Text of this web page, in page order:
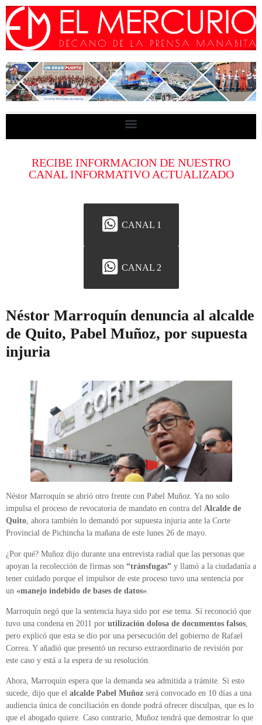
RECIBE INFORMACION DE NUESTRO
CANAL INFORMATIVO ACTUALIZADO
CANAL 1
CANAL 2
Néstor Marroquín denuncia al alcalde
de Quito, Pabel Muñoz, por supuesta
injuria
Néstor Marroquín se abrió otro frente con Pabel Muñoz. Ya no solo
impulsa el proceso de revocatoria de mandato en contra del Alcalde de
Quito, ahora también lo demandó por supuesta injuria ante la Corte
Provincial de Pichincha la mañana de este lunes 26 de mayo.
¿Por qué? Muñoz dijo durante una entrevista radial que las personas que
apoyan la recolección de firmas son “tránsfugas” y llamó a la ciudadanía a
tener cuidado porque el impulsor de este proceso tuvo una sentencia por
un «manejo indebido de bases de datos»
Marroquín negó que la sentencia haya sido por ese tema. Sí reconoció que
tuvo una condena en 2011 por utilización dolosa de documentos falsos
pero explicó que esta se dio por una persecución del gobierno de Rafael
Correa. Y añadió que presentó un recurso extraordinario de revisión por
este caso y está a la espera de su resolución.
Ahora, Marroquín espera que la demanda sea admitida a trámite. Si esto
sucede, dijo que el alcalde Pabel Muñoz será convocado en 10 días a una
audiencia única de conciliación en donde podrá ofrecer disculpas, que es lo
que el abogado quiere. Caso contrario, Muñoz tendrá que demostrar lo que